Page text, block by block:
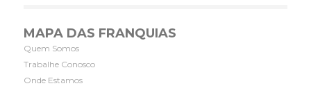
MAPA DAS FRANQUIAS
Quem Somos
Trabalhe Conosco
Onde Estamos